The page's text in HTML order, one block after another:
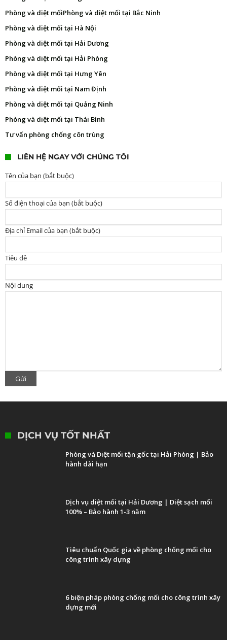
Phòng và diệt mốiPhòng và diệt mối tại Bắc Ninh
Phòng và diệt mối tại Hà Nội
Phòng và diệt mối tại Hải Dương
Phòng và diệt mối tại Hải Phòng
Phòng và diệt mối tại Hưng Yên
Phòng và diệt mối tại Nam Định
Phòng và diệt mối tại Quảng Ninh
Phòng và diệt mối tại Thái Bình
Tư vấn phòng chống côn trùng
LIÊN HỆ NGAY VỚI CHÚNG TÔI
Tên của bạn (bắt buộc)
Số điện thoại của bạn (bắt buộc)
Địa chỉ Email của bạn (bắt buộc)
Tiêu đề
Nội dung
DỊCH VỤ TỐT NHẤT
Phòng và Diệt mối tận gốc tại Hải Phòng | Bảo
hành dài hạn
Dịch vụ diệt mối tại Hải Dương | Diệt sạch mối
100% – Bảo hành 1-3 năm
Tiêu chuẩn Quốc gia về phòng chống mối cho
công trình xây dựng
6 biện pháp phòng chống mối cho công trình xây
dựng mới